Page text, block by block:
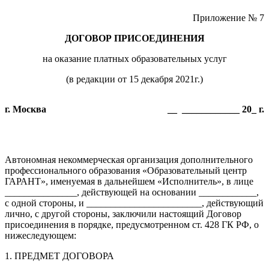
Приложение № 7
ДОГОВОР ПРИСОЕДИНЕНИЯ
на оказание платных образовательных услуг
(в редакции от 15 декабря 2021г.)
г. Москва __ ____________ 20_ г.
Автономная некоммерческая организация дополнительного
профессионального образования «Образовательный центр
ГАРАНТ», именуемая в дальнейшем «Исполнитель», в лице
_______________, действующей на основании ____________,
с одной стороны, и ________________________, действующий
лично, с другой стороны, заключили настоящий Договор
присоединения в порядке, предусмотренном ст. 428 ГК РФ, о
нижеследующем:
1. ПРЕДМЕТ ДОГОВОРА